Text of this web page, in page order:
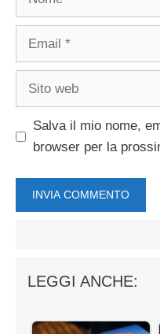
Email
Sito
Salva il mio nome,
browser per la
LEGGI ANCHE: